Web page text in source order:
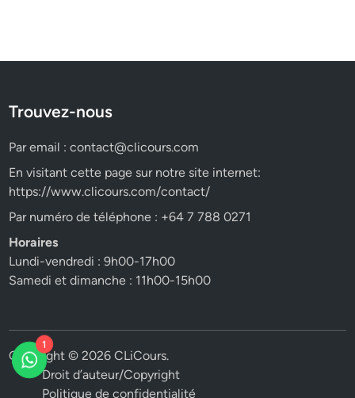
Trouvez-nous
Par email :contact@clicours.com
En visitant cette page sur notre site internet:
https://www.clicours.com/contact/
Par numéro de téléphone : +64 7 788 0271
Horaires
Lundi-vendredi : 9h00-17h00
Samedi et dimanche : 11h00-15h00
Copyright © 2026CLiCours.
Droit d’auteur/Copyright
Politique de confidentialité
1